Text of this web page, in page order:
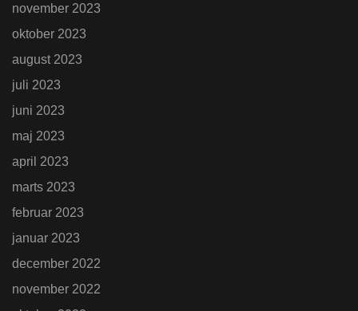
november 2023
oktober 2023
august 2023
juli 2023
juni 2023
maj 2023
april 2023
marts 2023
februar 2023
januar 2023
december 2022
november 2022